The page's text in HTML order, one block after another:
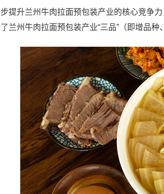
提升兰州牛肉拉面预包装产业的核心竞争
兰州牛肉拉面预包装产业“三品”（即增品种